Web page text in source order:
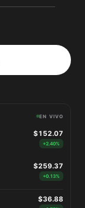
EN VIVO
$152.07
+2.40%
$259.37
+0.13%
$36.88